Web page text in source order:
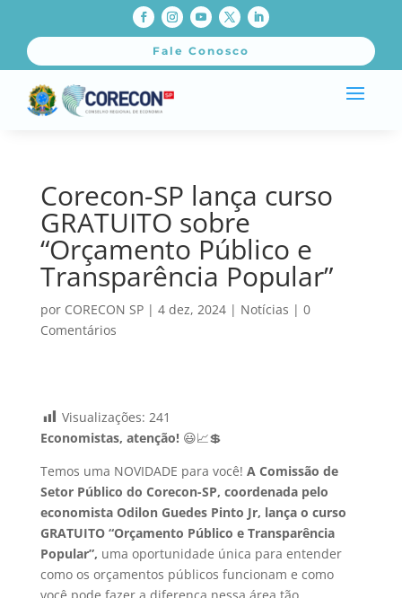
Fale Conosco
Corecon-SP lança curso
GRATUITO sobre
“Orçamento Público e
Transparência Popular”
por CORECON SP| 4 dez, 2024| Notícias | 0
Comentários
Visualizações: 241
Economistas, atenção! 😃📈💲
Temos uma NOVIDADE para você! A Comissão de
Setor Público do Corecon-SP, coordenada pelo
economista Odilon Guedes Pinto Jr, lança o curso
GRATUITO “Orçamento Público e Transparência
Popular”, uma oportunidade única para entender
como os orçamentos públicos funcionam e como